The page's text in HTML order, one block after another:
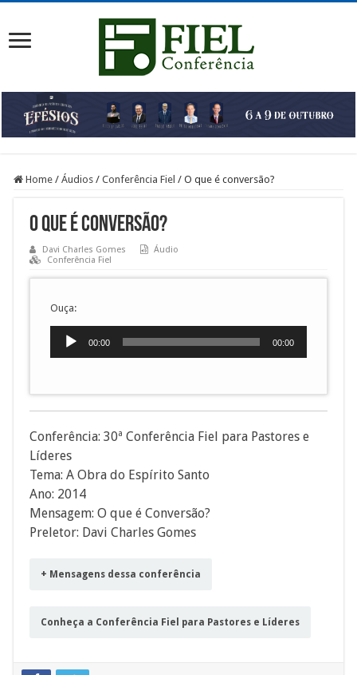
Home / Áudios / Conferência Fiel / O que é conversão?
O que é conversão?
Davi Charles Gomes
Áudio
Conferência Fiel
Ouça:
Tocador
00:00 00:00
Conferência: 30ª Conferência Fiel para Pastores e
Líderes
Tema: A Obra do Espírito Santo
Ano: 2014
Mensagem: O que é Conversão?
Preletor: Davi Charles Gomes
+ Mensagens dessa conferência
Conheça a Conferência Fiel para Pastores e Líderes